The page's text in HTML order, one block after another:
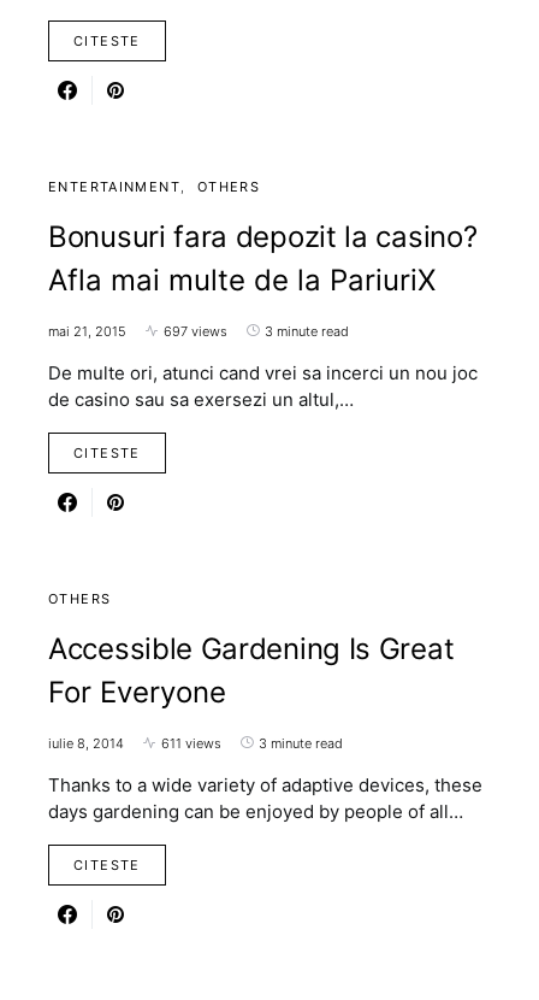
CITESTE
ENTERTAINMENT OTHERS
Bonusuri fara depozit la casino?
Afla mai multe de la PariuriX
mai 21, 2015 697 views 3 minute read
De multe ori, atunci cand vrei sa incerci un nou joc
de casino sau sa exersezi un altul,…
CITESTE
OTHERS
Accessible Gardening Is Great
For Everyone
iulie 8, 2014 611 views 3 minute read
Thanks to a wide variety of adaptive devices, these
days gardening can be enjoyed by people of all…
CITESTE